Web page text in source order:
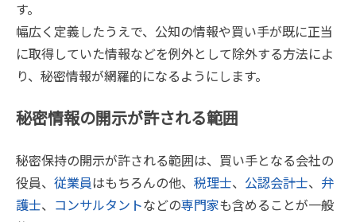
す。
幅広く定義したうえで、公知の情報や買い手が既に正当
に取得していた情報などを例外として除外する方法によ
り、秘密情報が網羅的になるようにします。
秘密情報の開示が許される範囲
秘密保持の開示が許される範囲は、買い手となる会社の
役員、 従業員はもちろんの他、 税理士、 公認会計士、 弁
護士、 コンサルタントなどの専門家も含めることが一般